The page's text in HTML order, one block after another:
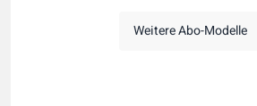
Weitere Abo-Modelle